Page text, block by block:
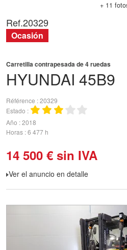
+ 11
HYUNDAI 45B9
Carretilla contrapesada de 4 ruedas
Référence 20329
Estado
Año 2018
Horas 6 477 h
14 500 € sin IVA
Ver el anuncio en detalle
Ref.20329
Ocasión